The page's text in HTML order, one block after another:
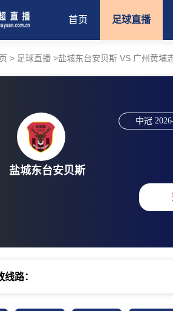
首页 足球直播
> 足球直播 >盐城东台安贝斯 VS 广州黄埔
盐城东台安贝斯
中冠
线路：